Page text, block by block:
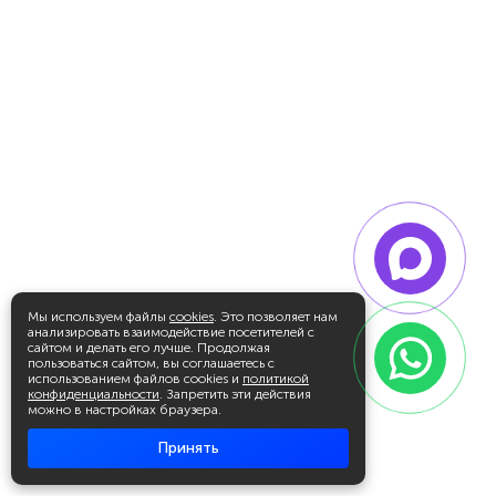
Мы используем файлы cookies. Это позволяет нам
анализировать взаимодействие посетителей с
сайтом и делать его лучше. Продолжая
пользоваться сайтом, вы соглашаетесь с
использованием файлов cookies и политикой
конфиденциальности. Запретить эти действия
можно в настройках браузера.
Принять